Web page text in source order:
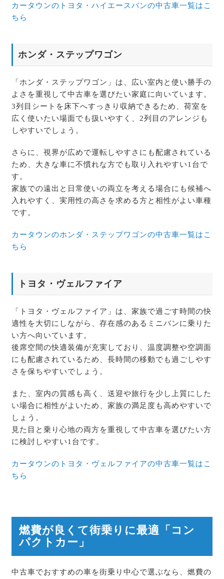
カータウンのトヨタ・ハイエースバンの中古車一覧はこ
ちら
ホンダ・ステップワゴン
「ホンダ・ステップワゴン」は、広い室内と使い勝手の
よさを重視して中古車を選びたい家庭に向いています。
3列目シートを床下へすっきり収納できるため、荷室を
広く使いたい場面でも扱いやすく、2列目のアレンジも
しやすいでしょう。
さらに、視界が広めで運転しやすさにも配慮されている
ため、大きな車に不慣れな方でも取り入れやすい1台で
す。
家族での遠出と日常使いの両立を考える場合にも候補へ
入れやすく、実用性の高さを求める方と相性がよい車種
です。
カータウンのホンダ・ステップワゴンの中古車一覧はこ
ちら
トヨタ・ヴェルファイア
「トヨタ・ヴェルファイア」は、家族で過ごす時間の快
適性を大切にしながら、存在感のあるミニバンに乗りた
い方へ向いています。
後席空間の快適装備が充実しており、温度調整や空調面
にも配慮されているため、長時間の移動でも過ごしやす
さを保ちやすいでしょう。
また、室内の質感も高く、送迎や旅行を少し上質にした
い場合に相性がよいため、家族の満足度も高めやすいで
しょう。
見た目と乗り心地の両方を重視して中古車を選びたい方
に検討しやすい1台です。
カータウンのトヨタ・ヴェルファイアの中古車一覧はこ
ちら
燃費が良くて街乗りに最適「コン
パクトカー」
中古車でおすすめの車を街乗り中心で選ぶなら、燃費の